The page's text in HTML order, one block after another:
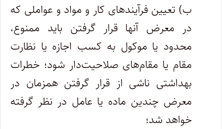
ب) تعیین فرآیندهای کار و مواد و عواملی که
در معرض آنها قرار گرفتن باید ممنوع،
محدود یا موکول به کسب اجازه یا نظارت
مقام یا مقام‌های صلاحیت‌دار شود؛ خطرات
بهداشتی ناشی از قرار گرفتن همزمان در
معرض چندین ماده یا عامل در نظر گرفته
خواهد شد؛